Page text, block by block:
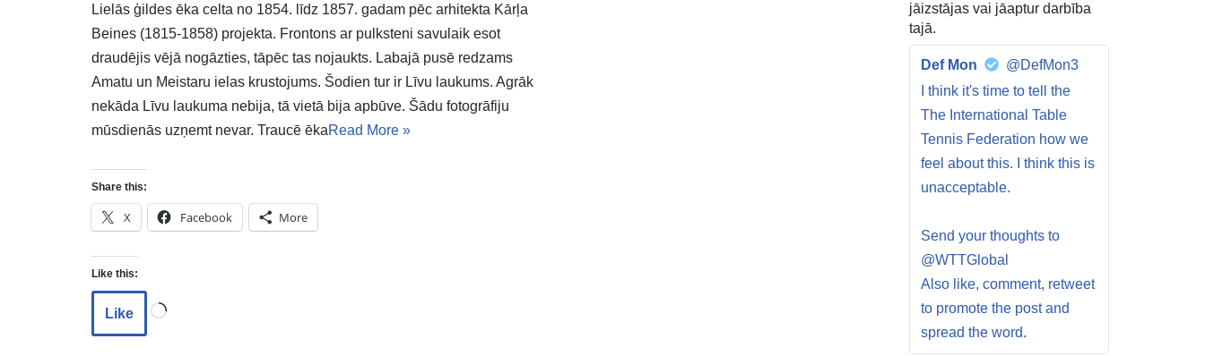
Lielās ģildes ēka celta no 1854. līdz 1857. gadam pēc arhitekta Kārļa
Beines (1815-1858) projekta. Frontons ar pulksteni savulaik esot
draudējis vējā nogāzties, tāpēc tas nojaukts. Labajā pusē redzams
Amatu un Meistaru ielas krustojums. Šodien tur ir Līvu laukums. Agrāk
nekāda Līvu laukuma nebija, tā vietā bija apbūve. Šādu fotogrāfiju
mūsdienās uzņemt nevar. Traucē ēkaRead More »
Share this:
X Facebook More
Like this:
Like
jāizstājas vai jāaptur darbība
tajā.
Def Mon
@DefMon3
I think it's time to tell the
The International Table
Tennis Federation how we
feel about this. I think this is
unacceptable.
Send your thoughts to
@WTTGlobal
Also like, comment, retweet
to promote the post and
spread the word.